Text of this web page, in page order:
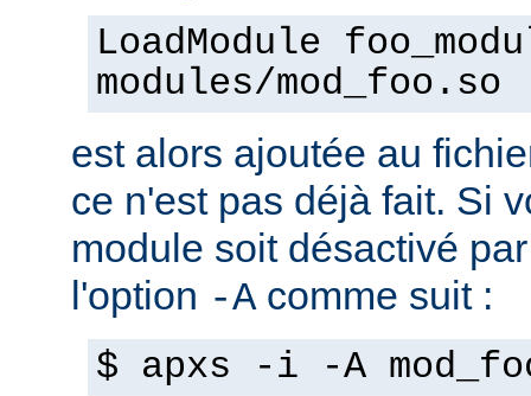
LoadModule
modules/mod_foo.so
est alors ajoutée au
ce n'est pas déjà fait. Si
module soit désactivé
l'option -A comme suit :
$ apxs -i -A